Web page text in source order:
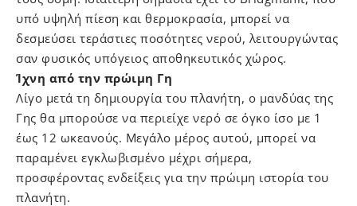
υπό υψηλή πίεση και θερμοκρασία, μπορεί να
δεσμεύσει τεράστιες ποσότητες νερού, λειτουργώντας
σαν φυσικός υπόγειος αποθηκευτικός χώρος.
Ίχνη από την πρώιμη Γη
Λίγο μετά τη δημιουργία του πλανήτη, ο μανδύας της
Γης θα μπορούσε να περιείχε νερό σε όγκο ίσο με 1
έως 12 ωκεανούς. Μεγάλο μέρος αυτού, μπορεί να
παραμένει εγκλωβισμένο μέχρι σήμερα,
προσφέροντας ενδείξεις για την πρώιμη ιστορία του
πλανήτη.